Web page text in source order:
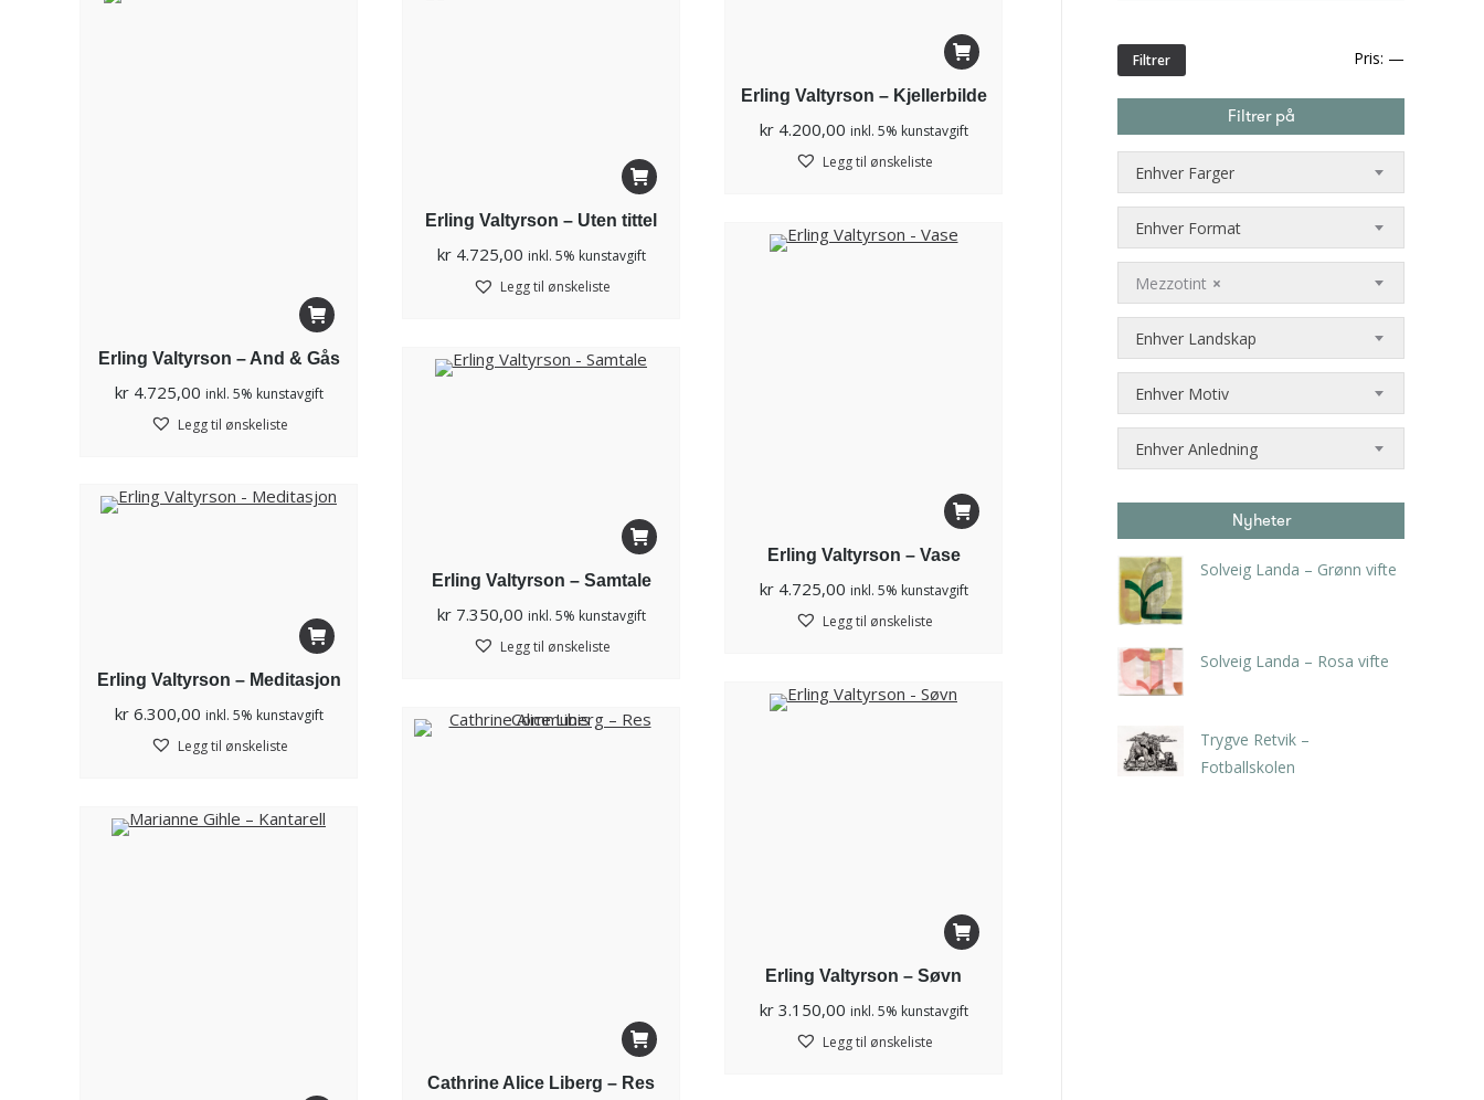
Erling Valtyrson – Kjellerbilde
kr4.200,00 inkl. 5% kunstavgift
Legg til ønskeliste
Erling Valtyrson – Uten tittel
kr4.725,00 inkl. 5% kunstavgift
Legg til ønskeliste
Erling Valtyrson – And & Gås
kr4.725,00 inkl. 5% kunstavgift
Legg til ønskeliste
Erling Valtyrson – Vase
kr4.725,00 inkl. 5% kunstavgift
Legg til ønskeliste
Erling Valtyrson – Samtale
kr7.350,00 inkl. 5% kunstavgift
Legg til ønskeliste
Erling Valtyrson – Meditasjon
kr6.300,00 inkl. 5% kunstavgift
Legg til ønskeliste
Erling Valtyrson – Søvn
kr3.150,00 inkl. 5% kunstavgift
Legg til ønskeliste
Cathrine Alice Liberg – Res
Filtrer Pris: —
Filtrer på
Enhver Farger
Enhver Format
×
Mezzotint
Enhver Landskap
Enhver Motiv
Enhver Anledning
Nyheter
Solveig Landa – Grønn vifte
Solveig Landa – Rosa vifte
Trygve Retvik –
Fotballskolen